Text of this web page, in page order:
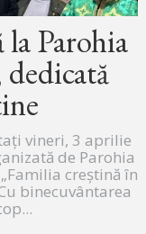
la Parohia
vineri, 3 aprilie
de Parohia
creștină în
binecuvântarea